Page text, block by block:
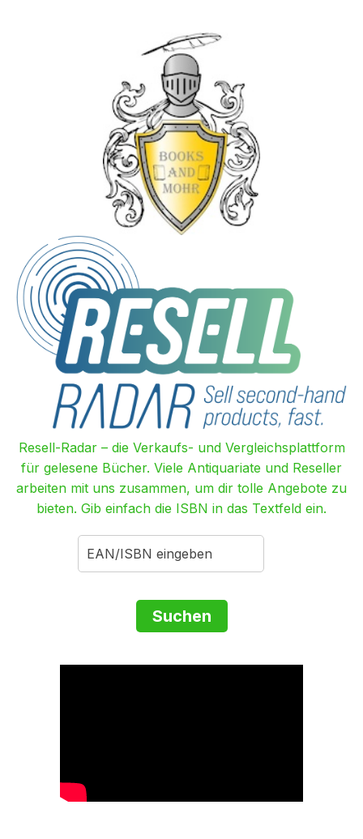
Resell-Radar – die Verkaufs- und Vergleichsplattform
für gelesene Bücher. Viele Antiquariate und Reseller
arbeiten mit uns zusammen, um dir tolle Angebote zu
bieten. Gib einfach die ISBN in das Textfeld ein.